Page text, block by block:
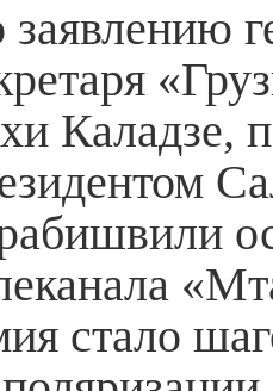
Каладзе,
стало